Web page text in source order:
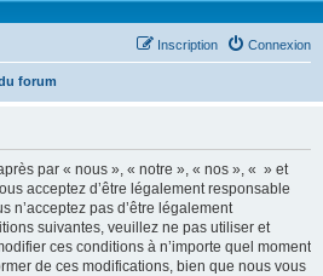
Connexion
Inscription
forum
par « nous », « notre », « nos », « » et
acceptez d’être légalement responsable
n’acceptez pas d’être légalement
suivantes, veuillez ne pas utiliser et
ces conditions à n’importe quel moment
de ces modifications, bien que nous vous